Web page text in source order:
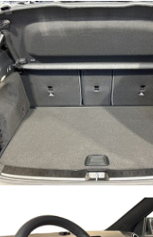
aggiornato sui nostri
cambio, KW/CV e
modo un impegno